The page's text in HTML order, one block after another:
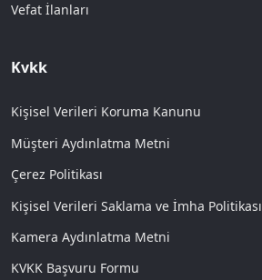
Vefat İlanları
Kvkk
Kişisel Verileri Koruma Kanunu
Müşteri Aydınlatma Metni
Çerez Politikası
Kişisel Verileri Saklama ve İmha Politikası
Kamera Aydınlatma Metni
KVKK Başvuru Formu